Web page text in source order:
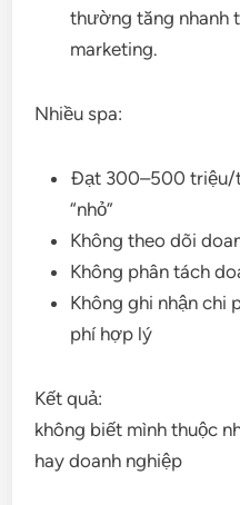
thường tăng nhanh
marketing.
Nhiều spa:
Đạt 300–500 triệu/
“nhỏ”
Không theo dõi
Không phân tách
Không ghi nhận chi
phí hợp lý
Kết quả:
không biết mình thuộc
hay doanh nghiệp